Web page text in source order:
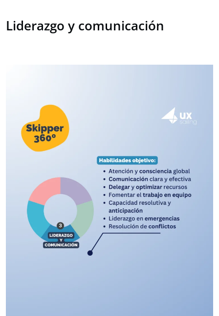
Liderazgo y comunicación